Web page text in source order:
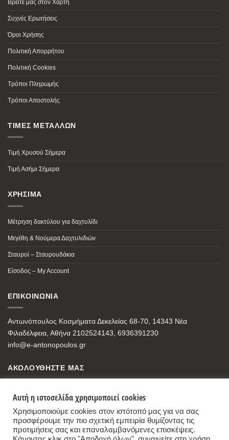
Βρείτε μας στον Χάρτη
Συχνές Ερωτήσεις
Όροι Χρήσης
Πολιτική Απορρήτου
Πολιτική Cookies
Τρόποι Πληρωμής
Τρόποι Αποστολής
ΤΙΜΕΣ ΜΕΤΑΛΛΩΝ
Τιμή Χρυσού Σήμερα
Τιμή Ασήμι Σήμερα
ΧΡΗΣΙΜΑ
Μέτρηση δακτύλου για δαχτυλίδι
Μεγέθη & Νούμερα Δαχτυλιδιών
Σταυροί – Σταυρουδάκια
Είσοδος – My Account
ΕΠΙΚΟΙΝΩΝΙΑ
Αντωνόπουλος Κοσμήματα Δεκελείας 68-70, 14343 Νέα
Φιλαδέλφεια, Αθήνα 2102524143, 6936391230
info@e-antonopoulos.gr
ΑΚΟΛΟΥΘΗΣΤΕ ΜΑΣ
Αυτή η ιστοσελίδα χρησιμοποιεί cookies
Χρησιμοποιούμε cookies στον ιστότοπό μας για να σας
προσφέρουμε την πιο σχετική εμπειρία θυμίζοντας τις
προτιμήσεις σας και επαναλαμβανόμενες επισκέψεις.